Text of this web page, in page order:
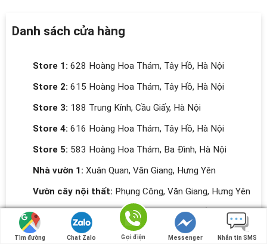
Danh sách cửa hàng
Store 1: 628 Hoàng Hoa Thám, Tây Hồ, Hà Nội
Store 2: 615 Hoàng Hoa Thám, Tây Hồ, Hà Nội
Store 3: 188 Trung Kính, Cầu Giấy, Hà Nội
Store 4: 616 Hoàng Hoa Thám, Tây Hồ, Hà Nội
Store 5: 583 Hoàng Hoa Thám, Ba Đình, Hà Nội
Nhà vườn 1: Xuân Quan, Văn Giang, Hưng Yên
Vườn cây nội thất: Phụng Công, Văn Giang, Hưng Yên
Vườn cây công trình:Hòa Lạc, Thạch Thất, Hà Nội
Vườn ươm:Điền Xá, Nam Trực, Nam Định
Tìm đường Chat Zalo Gọi điện Messenger Nhắn tin SMS
Tìm đường Chat Zalo Gọi điện Messenger Nhắn tin SMS